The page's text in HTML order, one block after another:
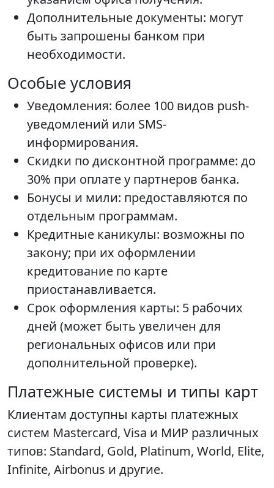
Дополнительные документы: могут
быть запрошены банком при
необходимости.
Особые условия
Уведомления: более 100 видов push-
уведомлений или SMS-
информирования.
Скидки по дисконтной программе: до
30% при оплате у партнеров банка.
Бонусы и мили: предоставляются по
отдельным программам.
Кредитные каникулы: возможны по
закону; при их оформлении
кредитование по карте
приостанавливается.
Срок оформления карты: 5 рабочих
дней (может быть увеличен для
региональных офисов или при
дополнительной проверке).
Платежные системы и типы карт
Клиентам доступны карты платежных
систем Mastercard, Visa и МИР различных
типов: Standard, Gold, Platinum, World, Elite,
Infinite, Airbonus и другие.